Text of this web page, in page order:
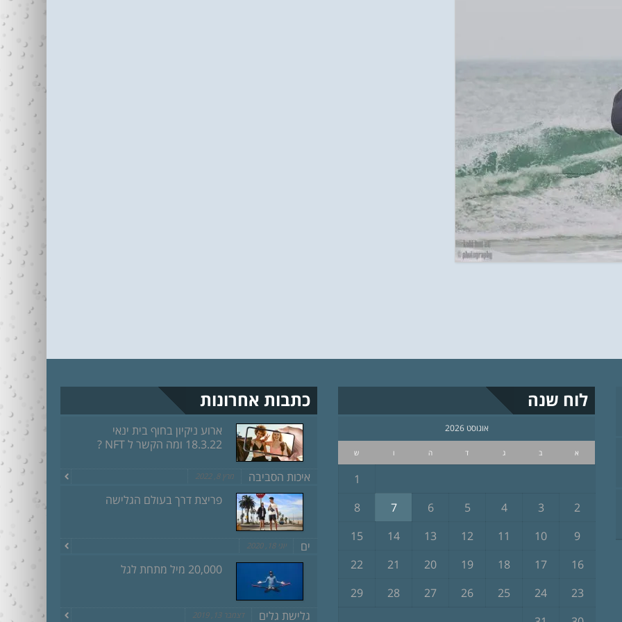
לוח שנה
אוגוסט 2026
א ב ג ד ה ו ש
1
2
3
4
5
6
7
8
9
10
11
12
13
14
15
16
17
18
19
20
21
22
23
24
25
26
27
28
29
כתבות אחרונות
ארוע ניקיון בחוף בית ינאי
18.3.22 ומה הקשר ל NFT ?
איכות הסביבה מרץ 8, 2022
פריצת דרך בעולם הגלישה
ים יוני 18, 2020
20,000 מיל מתחת לגל
גלישת גלים דצמבר 13, 2019